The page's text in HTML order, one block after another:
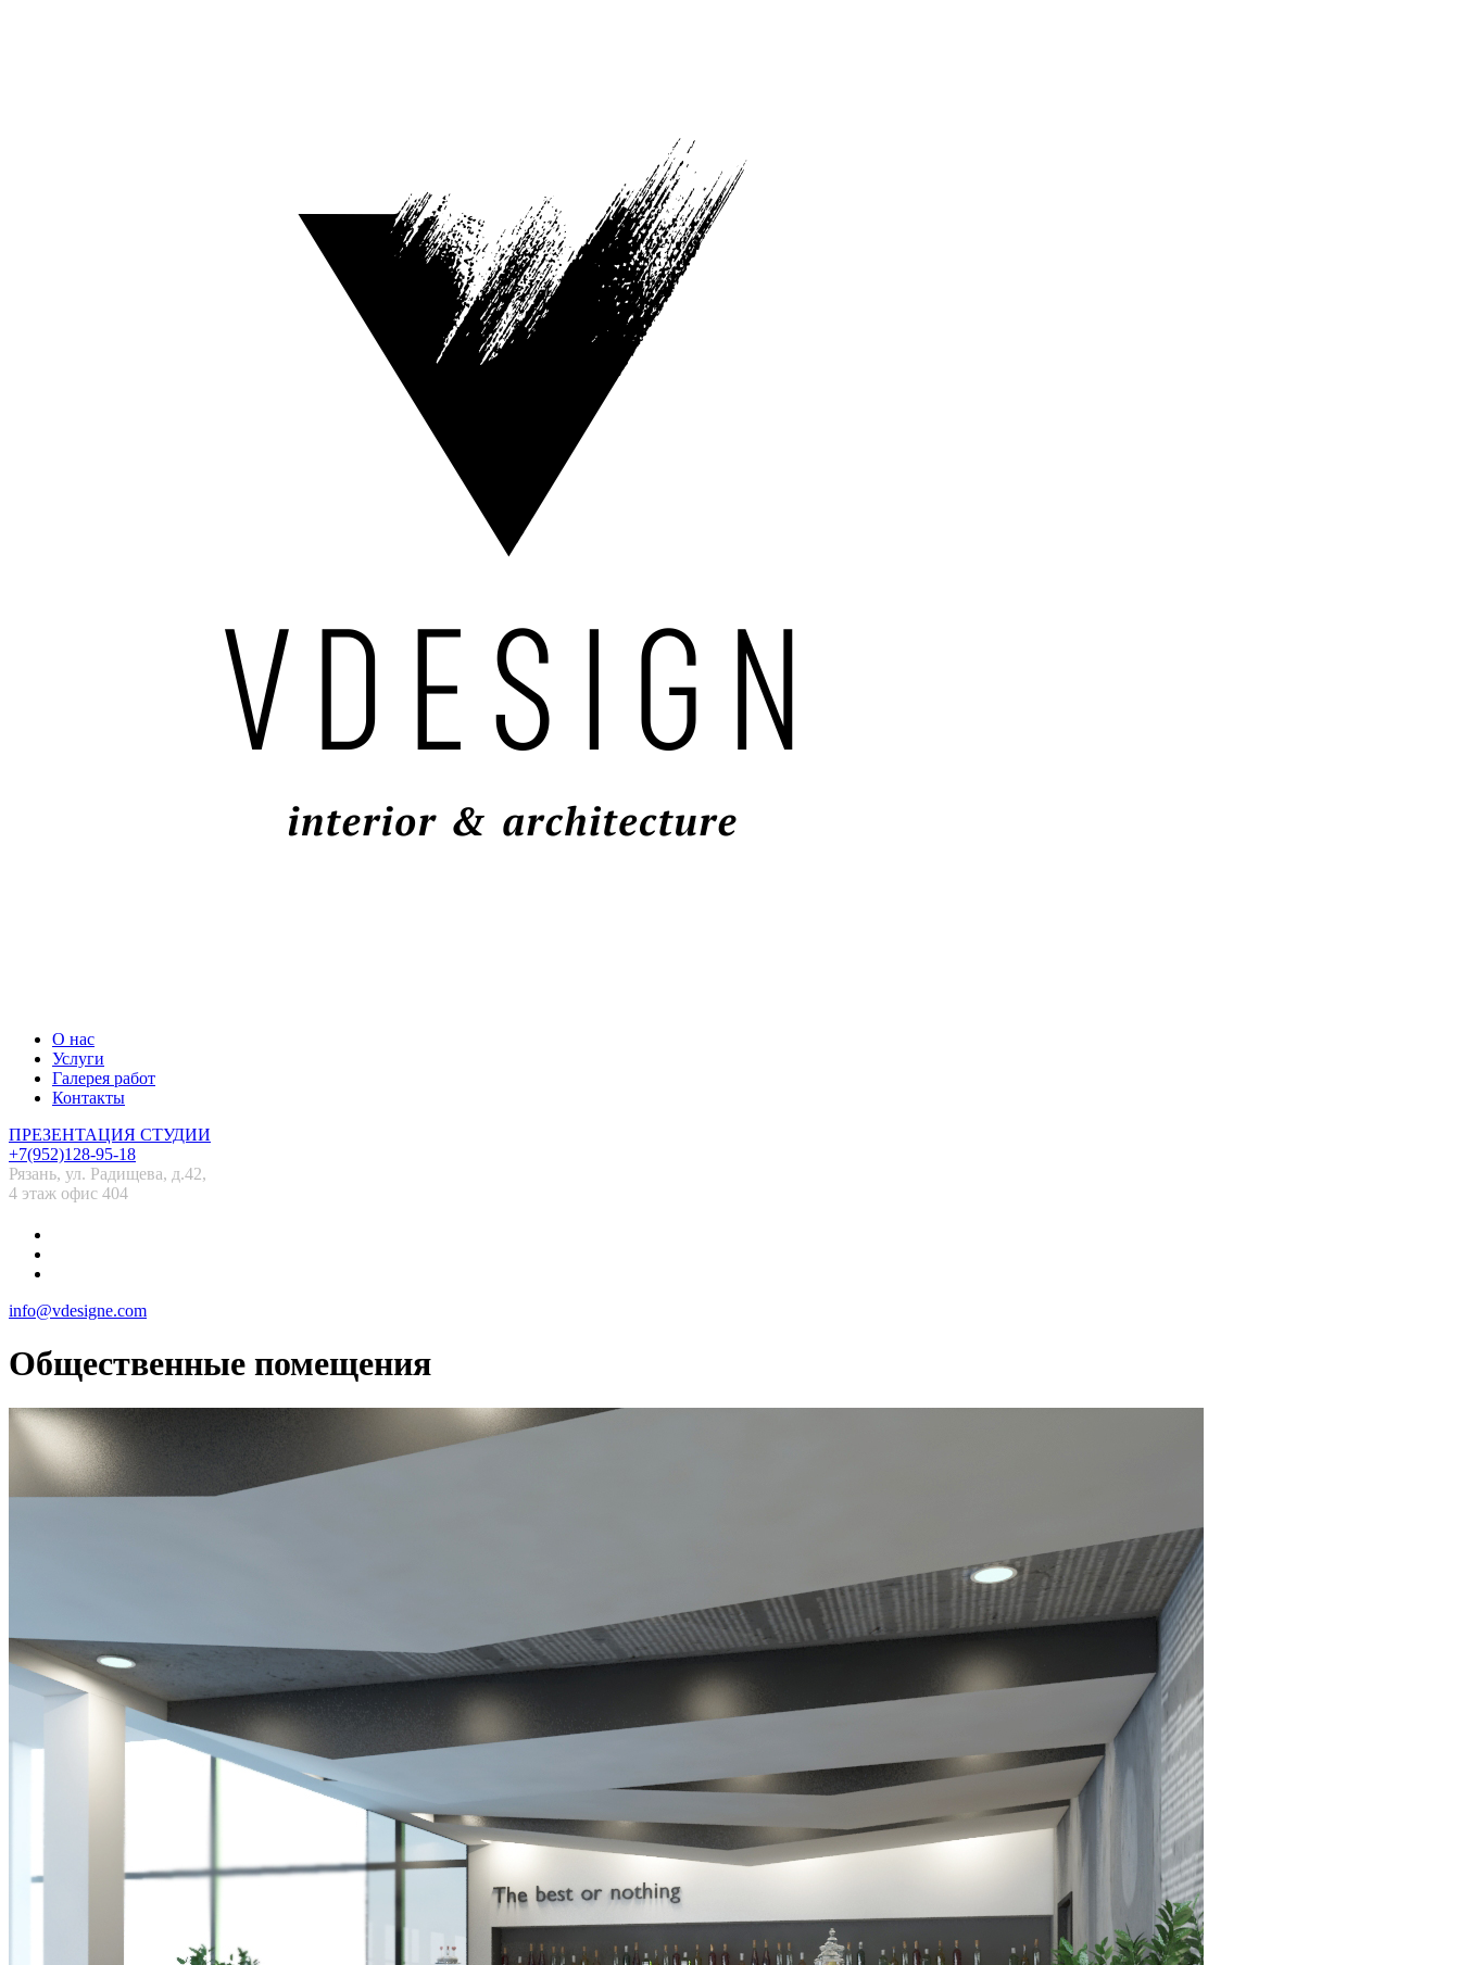
О нас
Услуги
Галерея работ
Контакты
ПРЕЗЕНТАЦИЯ СТУДИИ
+7(952)128-95-18
Рязань, ул. Радищева, д.42,
4 этаж офис 404
info@vdesigne.com
Общественные помещения